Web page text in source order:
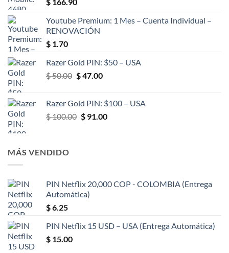
$ 166.90
Youtube Premium: 1 Mes – Cuenta Individual –
RENOVACIÓN
$ 1.70
Razer Gold PIN: $50 – USA
$50.00 El
era:
$ 50.00.
$47.00El
es:
$ 47.00.
Razer Gold PIN: $100 – USA
$100.00 El
$91.00El
MÁS VENDIDO
PIN Netflix 20,000 COP - COLOMBIA (Entrega
Automática)
$6.25
PIN Netflix 15 USD – USA (Entrega Automática)
$ 15.00